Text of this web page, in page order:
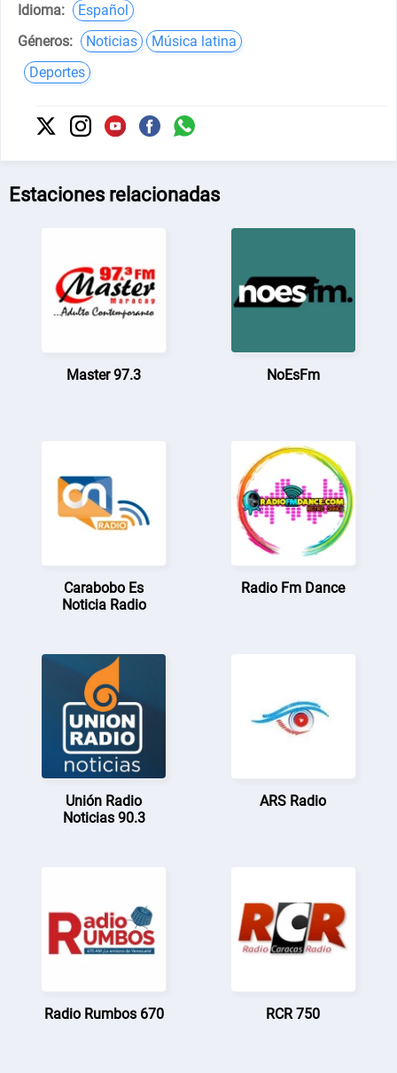
Idioma:
Español
Géneros:
Noticias
Música latina
Deportes
Estaciones relacionadas
Master 97.3 NoEsFm
Carabobo Es
Noticia Radio
Radio Fm Dance
Unión Radio
Noticias 90.3
ARS Radio
Radio Rumbos 670 RCR 750